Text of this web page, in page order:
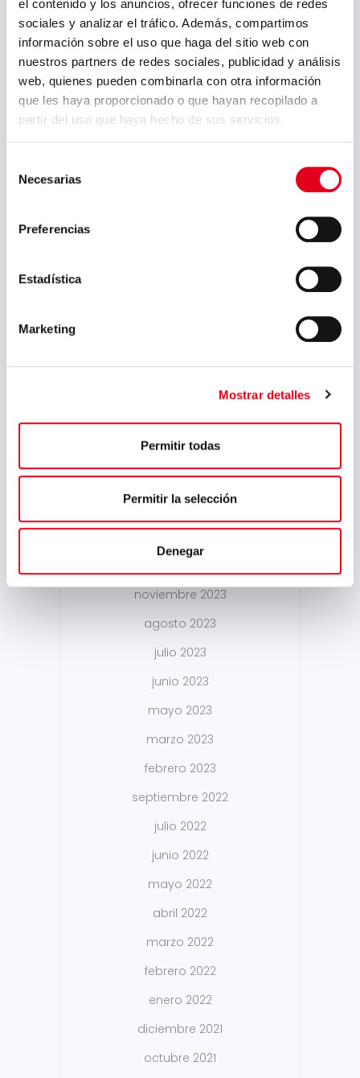
el contenido y los anuncios, ofrecer funciones de redes
sociales y analizar el tráfico. Además, compartimos
información sobre el uso que haga del sitio web con
nuestros partners de redes sociales, publicidad y análisis
web, quienes pueden combinarla con otra información
que les haya proporcionado o que hayan recopilado a
partir del uso que haya hecho de sus servicios.
Necesarias
Preferencias
Estadística
Marketing
Mostrar detalles
Permitir todas
Permitir la selección
Denegar
octubre 2025
septiembre 2025
julio 2025
junio 2025
septiembre 2024
julio 2024
mayo 2024
abril 2024
marzo 2024
noviembre 2023
agosto 2023
julio 2023
junio 2023
mayo 2023
marzo 2023
febrero 2023
septiembre 2022
julio 2022
junio 2022
mayo 2022
abril 2022
marzo 2022
febrero 2022
enero 2022
diciembre 2021
octubre 2021